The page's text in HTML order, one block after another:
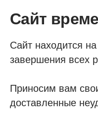
Сайт
Сайт находится
завершения всех
Приносим вам
доставленные